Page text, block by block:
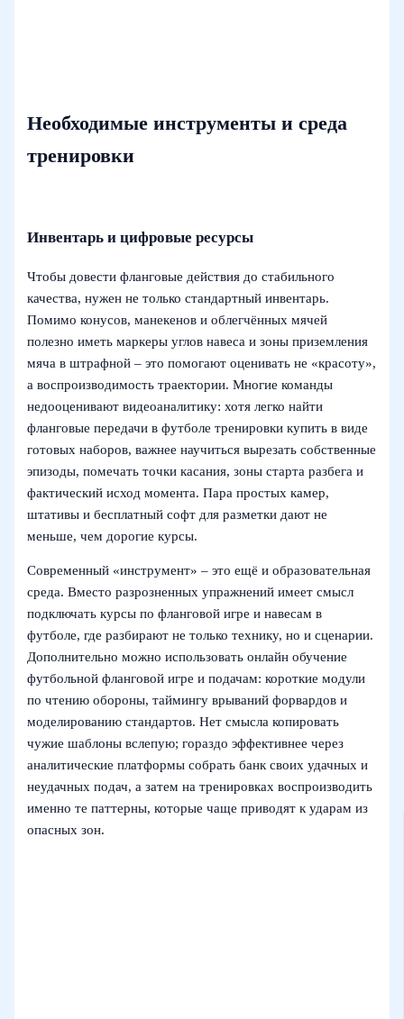
Необходимые инструменты и среда
тренировки
Инвентарь и цифровые ресурсы
Чтобы довести фланговые действия до стабильного
качества, нужен не только стандартный инвентарь.
Помимо конусов, манекенов и облегчённых мячей
полезно иметь маркеры углов навеса и зоны приземления
мяча в штрафной – это помогают оценивать не «красоту»,
а воспроизводимость траектории. Многие команды
недооценивают видеоаналитику: хотя легко найти
фланговые передачи в футболе тренировки купить в виде
готовых наборов, важнее научиться вырезать собственные
эпизоды, помечать точки касания, зоны старта разбега и
фактический исход момента. Пара простых камер,
штативы и бесплатный софт для разметки дают не
меньше, чем дорогие курсы.
Современный «инструмент» – это ещё и образовательная
среда. Вместо разрозненных упражнений имеет смысл
подключать курсы по фланговой игре и навесам в
футболе, где разбирают не только технику, но и сценарии.
Дополнительно можно использовать онлайн обучение
футбольной фланговой игре и подачам: короткие модули
по чтению обороны, таймингу врываний форвардов и
моделированию стандартов. Нет смысла копировать
чужие шаблоны вслепую; гораздо эффективнее через
аналитические платформы собрать банк своих удачных и
неудачных подач, а затем на тренировках воспроизводить
именно те паттерны, которые чаще приводят к ударам из
опасных зон.